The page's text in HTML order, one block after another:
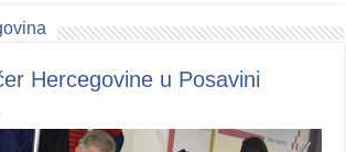
Hercegovine u Posavini